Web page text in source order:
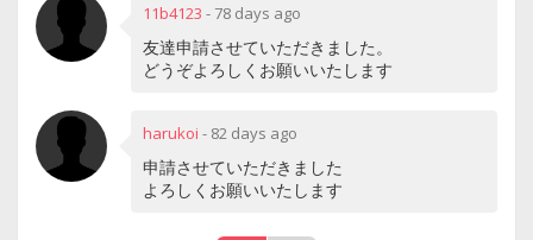
11b4123 - 78 days ago
友達申請させていただきました。
どうぞよろしくお願いいたします
harukoi - 82 days ago
申請させていただきました
よろしくお願いいたします